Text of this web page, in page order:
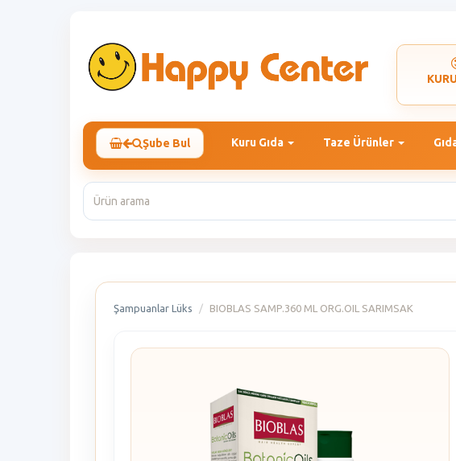
Şube Bul Kuru Gıda Taze Ürünler
Şampuanlar Lüks BIOBLAS SAMP.360 ML ORG.OIL SARIMSAK